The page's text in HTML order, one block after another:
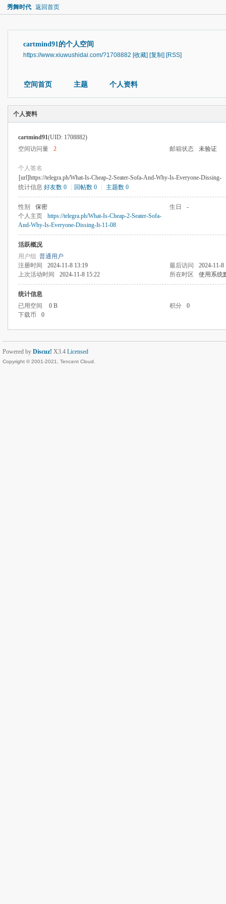
秀舞时代 返回首页
cartmind91的个人空间
https://www.xiuwushidai.com/?1708882 [收藏] [复制] [RSS]
空间首页 主题 个人资料
个人资料
cartmind91(UID: 1708882)
空间访问量
2 邮箱状态 未验证
个人签名
[url]https://telegra.ph/What-Is-Cheap-2-Seater-Sofa-And-Why-Is-Everyone-Dissing-
统计信息 好友数 0 回帖数 0 主题数 0
性别 保密 生日
-
个人主页
https://telegra.ph/What-Is-Cheap-2-Seater-Sofa-
And-Why-Is-Everyone-Dissing-It-11-08
活跃概况
用户组 普通用户
注册时间
2024-11-8 13:19 最后访问
2024-11-8
上次活动时间
2024-11-8 15:22 所在时区 使用系统
统计信息
已用空间
0 B 积分
0
下载币
0
Powered by Discuz! X3.4 Licensed
Copyright © 2001-2021, Tencent Cloud.